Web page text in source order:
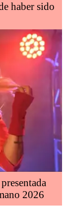
haber sido
2026